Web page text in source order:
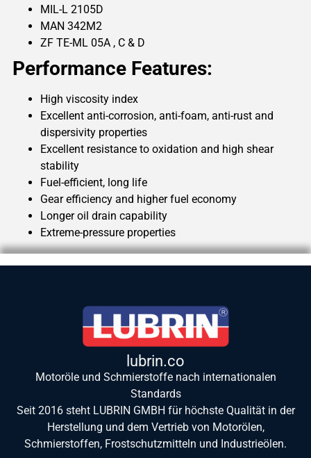
MIL-L 2105D
MAN 342M2
ZF TE-ML 05A , C & D
Performance Features:
High viscosity index
Excellent anti-corrosion, anti-foam, anti-rust and
dispersivity properties
Excellent resistance to oxidation and high shear
stability
Fuel-efficient, long life
Gear efficiency and higher fuel economy
Longer oil drain capability
Extreme-pressure properties
lubrin.co
Motoröle und Schmierstoffe nach internationalen
Standards
Seit 2016 steht LUBRIN GMBH für höchste Qualität in der
Herstellung und dem Vertrieb von Motorölen,
Schmierstoffen, Frostschutzmitteln und Industrieölen.